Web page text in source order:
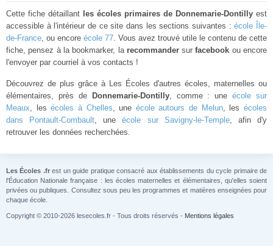
Cette fiche détaillant les écoles primaires de Donnemarie-Dontilly est
accessible à l'intérieur de ce site dans les sections suivantes :école Île-
de-France, ou encore école 77. Vous avez trouvé utile le contenu de cette
fiche, pensez à la bookmarker, la recommandersurfacebook ou encore
l'envoyer par courriel à vos contacts !
Découvrez de plus grâce à Les Écoles d'autres écoles, maternelles ou
élémentaires, près de
Donnemarie-Dontilly, comme : uneécole sur
Meaux, lesécoles à Chelles, une école autours de Melun, lesécoles
dans Pontault-Combault, uneécole sur Savigny-le-Temple, afin d'y
retrouver les données recherchées.
Les Écoles .frest un guide pratique consacré aux établissements du cycle primaire de
l'Éducation Nationale française : les écoles maternelles et élémentaires, qu'elles soient
privées ou publiques. Consultez sous peu les programmes et matières enseignées pour
chaque école.
Copyright © 2010-2026 lesecoles.fr - Tous droits réservés - Mentions légales